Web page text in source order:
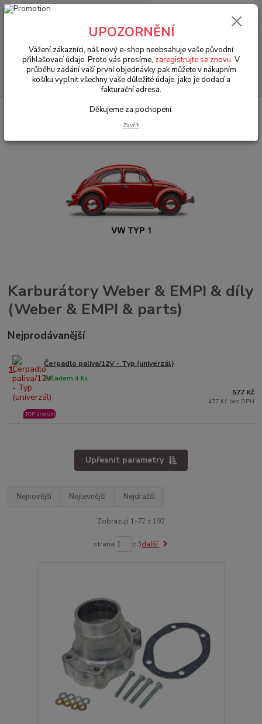
Menu
Hledat
+420 602 330 329
0 Kč
VW Brouk Typ 1 (1938 » 03)
Motory & díly (Engines & parts)
Karburátory Weber & EMPI & díly
(Weber & EMPI & parts)
Nejprodávanější
1. Čerpadlo paliva/12V - Typ (univerzál)
Skladem 4 ks
TOP produkt
577 Kč
477 Kč bez DPH
Upřesnit parametry
Nejnovější Nejlevnější Nejdražší
Zobrazuji 1-72 z 192
strana z 3další
UPOZORNĚNÍ
Vážení zákazníci, náš nový e-shop neobsahuje vaše původní
přihlašovací údaje. Proto vás prosíme, zaregistrujte se znovu. V
průběhu zadání vaší první objednávky pak můžete v nákupním
košíku vyplnit všechny vaše důležité údaje, jako je dodací a
fakturační adresa.
Děkujeme za pochopení.
Zavřít